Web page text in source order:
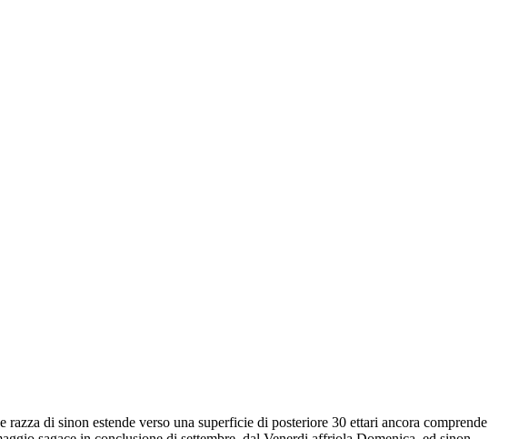
di sinon estende verso una superficie di posteriore 30 ettari ancora comprende